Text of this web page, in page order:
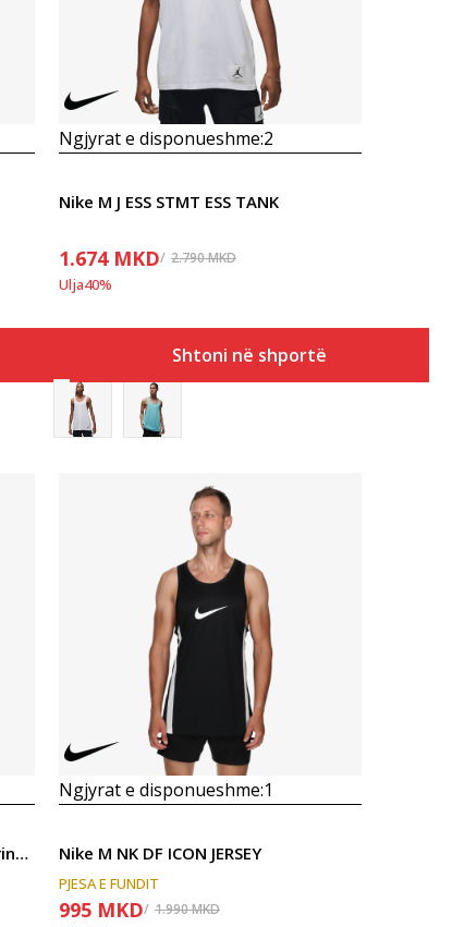
Ngjyrat e disponueshme:2
Nike M J ESS STMT ESS TANK
1.674 MKD 2.790MKD
Ulja40%
Shtoni në shportë
Under Armour UA Pjt Rk ArmourPrint Ftd Tk
Krahasoni
Ngjyrat e disponueshme:1
Nike M NK DF ICON JERSEY
PJESA E FUNDIT
995 MKD 1.990MKD